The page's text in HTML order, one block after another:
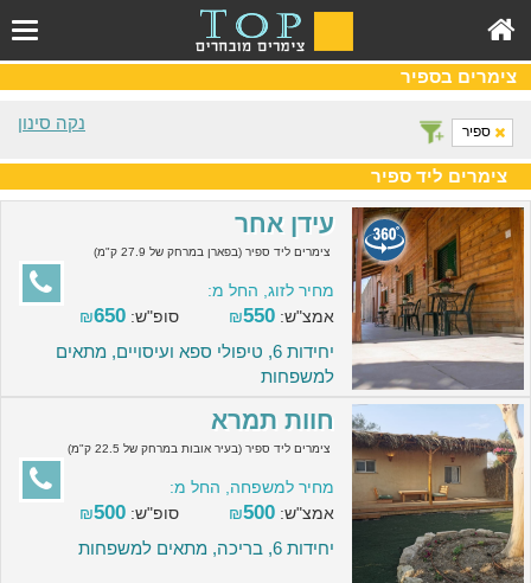
צימרים בספיר
נקה סינון ספיר
צימרים ליד ספיר
עידן אחר
צימרים ליד ספיר (בפארן במרחק של 27.9 ק"מ)
מחיר לזוג, החל מ:
אמצ"ש:
₪550 סופ"ש: ₪650
יחידות 6, טיפולי ספא ועיסויים, מתאים
למשפחות
חוות תמרא
צימרים ליד ספיר (בעיר אובות במרחק של 22.5 ק"מ)
מחיר למשפחה, החל מ:
אמצ"ש:
₪500 סופ"ש: ₪500
יחידות 6, בריכה, מתאים למשפחות